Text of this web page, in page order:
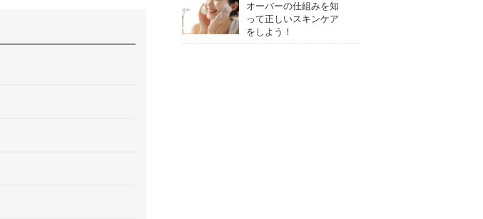
オーバーの仕組みを知
って正しいスキンケア
をしよう！